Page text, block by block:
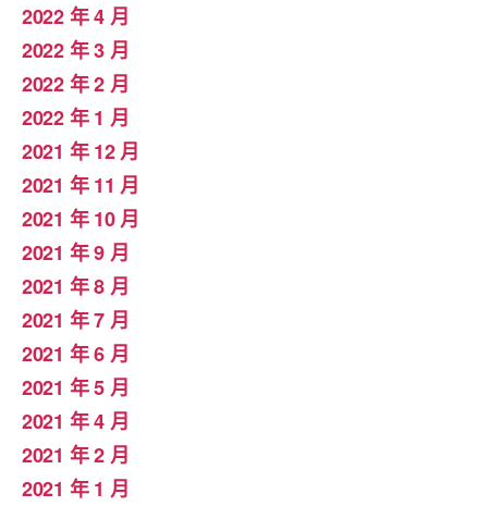
2022 年 4 月
2022 年 3 月
2022 年 2 月
2022 年 1 月
2021 年 12 月
2021 年 11 月
2021 年 10 月
2021 年 9 月
2021 年 8 月
2021 年 7 月
2021 年 6 月
2021 年 5 月
2021 年 4 月
2021 年 2 月
2021 年 1 月